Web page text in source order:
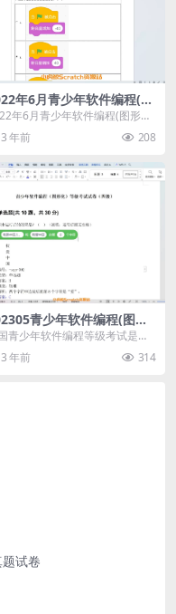
年6月青少年软件编程(图
)等级考试试卷一级(含答
年6月青少年软件编程(图形化)
考试试卷一级(含答案)
3 年前 208
青少年软件编程(图形
级考试试卷四级(含答案)
青少年软件编程等级考试是由
电子学会发起的面向青少年软
程能力水平的社会...
3 年前 314
试卷